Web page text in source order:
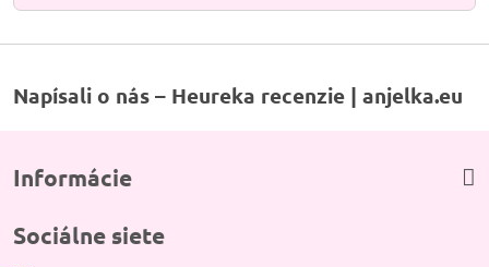
Napísali o nás – Heureka recenzie | anjelka.eu
Informácie
Sociálne siete